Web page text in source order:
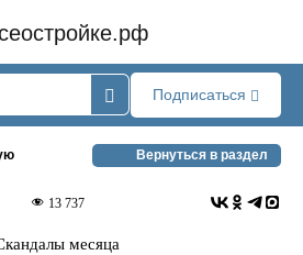
Подписаться
Вернуться в раздел
13 737
месяца